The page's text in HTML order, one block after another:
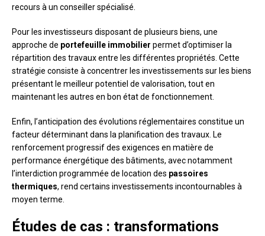
recours à un conseiller spécialisé.
Pour les investisseurs disposant de plusieurs biens, une
approche de portefeuille immobilier permet d’optimiser la
répartition des travaux entre les différentes propriétés. Cette
stratégie consiste à concentrer les investissements sur les biens
présentant le meilleur potentiel de valorisation, tout en
maintenant les autres en bon état de fonctionnement.
Enfin, l’anticipation des évolutions réglementaires constitue un
facteur déterminant dans la planification des travaux. Le
renforcement progressif des exigences en matière de
performance énergétique des bâtiments, avec notamment
l’interdiction programmée de location des passoires
thermiques, rend certains investissements incontournables à
moyen terme.
Études de cas : transformations